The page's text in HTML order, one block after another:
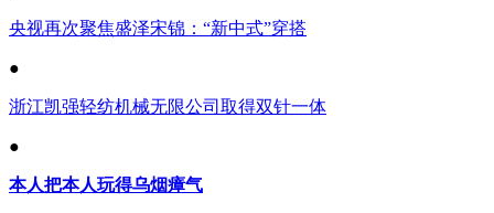
央视再次聚焦盛泽宋锦：“新中式”穿搭
●
浙江凯强轻纺机械无限公司取得双针一体
●
本人把本人玩得乌烟瘴气